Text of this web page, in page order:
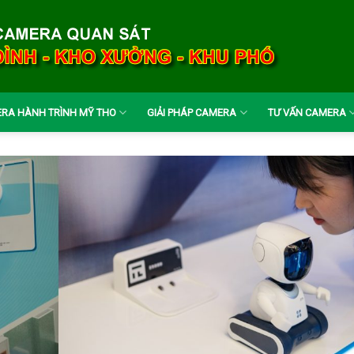
HÀNH TRÌNH MỸ THO GIẢI PHÁP CAMERA TƯ VẤN CAMERA